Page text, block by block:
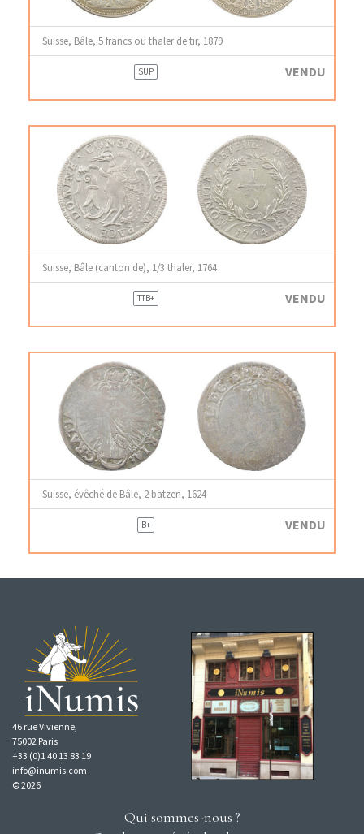
Suisse, Bâle, 5 francs ou thaler de tir, 1879
SUP VENDU
Suisse, Bâle (canton de), 1/3 thaler, 1764
TTB+ VENDU
Suisse, évêché de Bâle, 2 batzen, 1624
B+ VENDU
46 rue Vivienne,
75002 Paris
+33 (0)1 40 13 83 19
info@inumis.com
© 2026
Qui sommes-nous ?